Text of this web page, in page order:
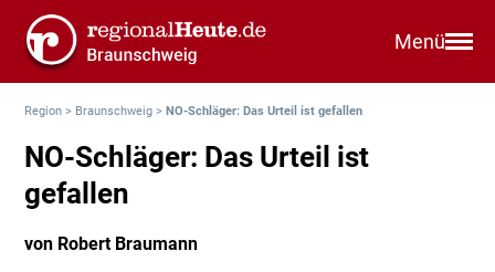
Menü
Region > Braunschweig >NO-Schläger: Das Urteil ist gefallen
NO-Schläger: Das Urteil ist
gefallen
von Robert Braumann